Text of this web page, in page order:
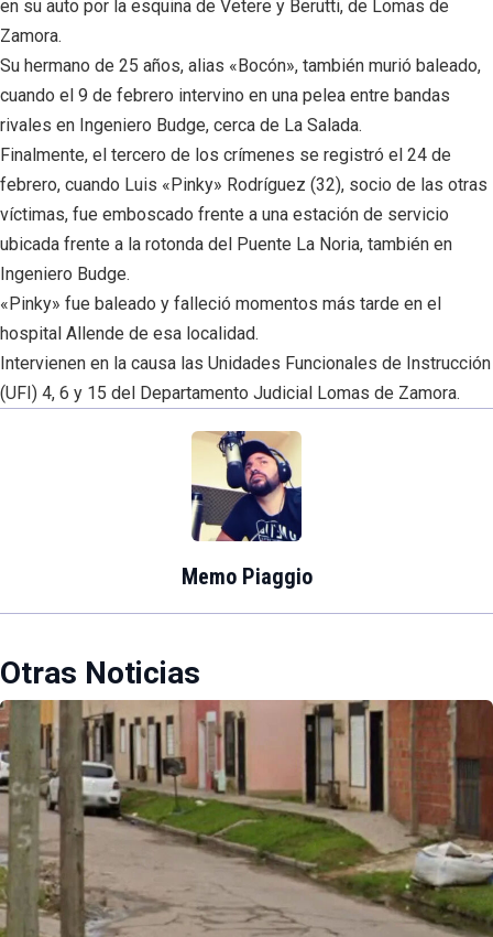
en su auto por la esquina de Vetere y Berutti, de Lomas de
Zamora.
Su hermano de 25 años, alias «Bocón», también murió baleado,
cuando el 9 de febrero intervino en una pelea entre bandas
rivales en Ingeniero Budge, cerca de La Salada.
Finalmente, el tercero de los crímenes se registró el 24 de
febrero, cuando Luis «Pinky» Rodríguez (32), socio de las otras
víctimas, fue emboscado frente a una estación de servicio
ubicada frente a la rotonda del Puente La Noria, también en
Ingeniero Budge.
«Pinky» fue baleado y falleció momentos más tarde en el
hospital Allende de esa localidad.
Intervienen en la causa las Unidades Funcionales de Instrucción
(UFI) 4, 6 y 15 del Departamento Judicial Lomas de Zamora.
Memo Piaggio
Otras Noticias